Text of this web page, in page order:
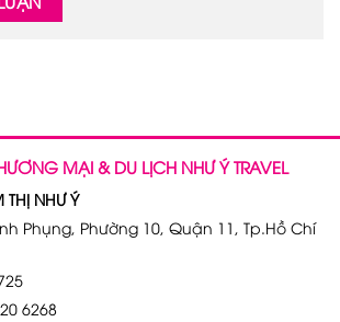
MẠI & DU LỊCH NHƯ Ý TRAVEL
NHƯ Ý
Phụng, Phường 10, Quận 11, Tp.Hồ Chí
6268